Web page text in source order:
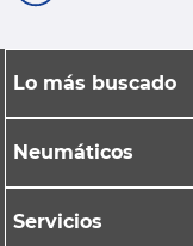
Lo más buscado
Neumáticos
Servicios